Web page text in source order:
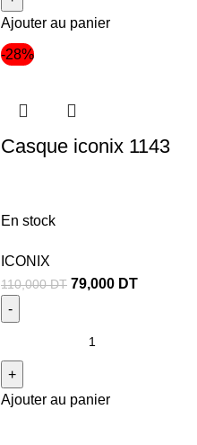
Ajouter au panier
-28%
Casque iconix 1143
En stock
ICONIX
110,000DT 79,000 DT
Ajouter au panier